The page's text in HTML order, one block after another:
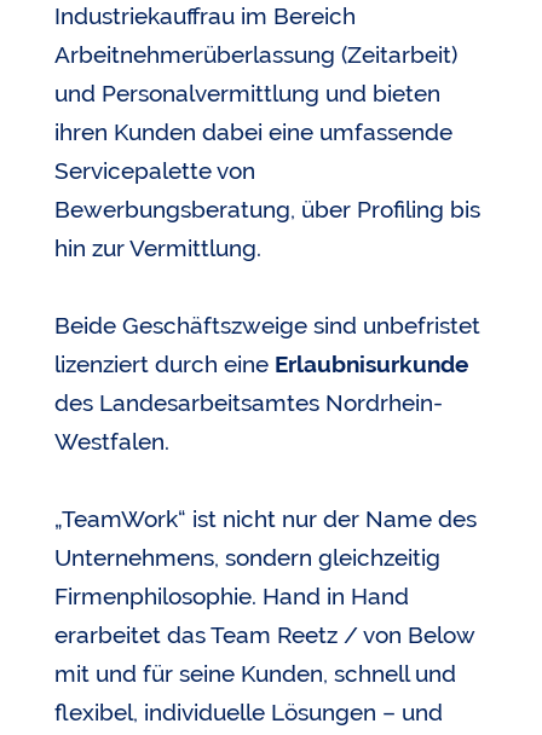
Industriekauffrau im Bereich
Arbeitnehmerüberlassung (Zeitarbeit)
und Personalvermittlung und bieten
ihren Kunden dabei eine umfassende
Servicepalette von
Bewerbungsberatung, über Profiling bis
hin zur Vermittlung.
Beide Geschäftszweige sind unbefristet
lizenziert durch eine Erlaubnisurkunde
des Landesarbeitsamtes Nordrhein-
Westfalen.
„TeamWork“ ist nicht nur der Name des
Unternehmens, sondern gleichzeitig
Firmenphilosophie. Hand in Hand
erarbeitet das Team Reetz / von Below
mit und für seine Kunden, schnell und
flexibel, individuelle Lösungen – und